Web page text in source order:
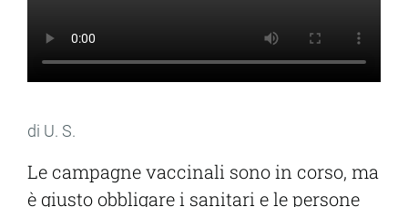
di U. S.
Le campagne vaccinali sono in corso, ma
è giusto obbligare i sanitari e le persone